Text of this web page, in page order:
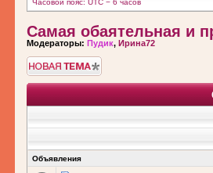
Часовой пояс: UTC − 6 часов
Самая обаятельная и
Модераторы: Пудик, Ирина72
Новая тема
Объявления